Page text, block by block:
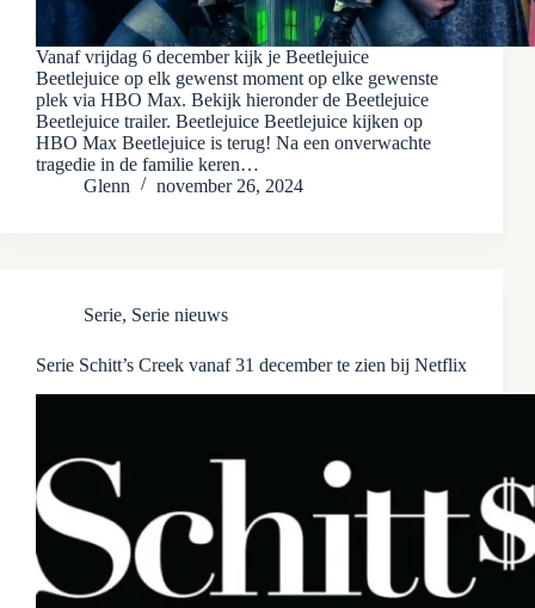
Vanaf vrijdag 6 december kijk je Beetlejuice
Beetlejuice op elk gewenst moment op elke gewenste
plek via HBO Max. Bekijk hieronder de Beetlejuice
Beetlejuice trailer. Beetlejuice Beetlejuice kijken op
HBO Max Beetlejuice is terug! Na een onverwachte
tragedie in de familie keren…
Glenn
november 26, 2024
Serie, Serie nieuws
Serie Schitt’s Creek vanaf 31 december te zien bij Netflix